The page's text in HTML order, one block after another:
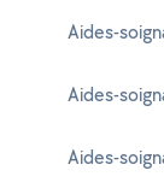
Aides-
Aides-
Aides-